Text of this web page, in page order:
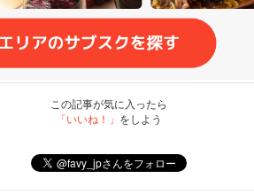
この記事が気に入ったら
「いいね！」 をしよう